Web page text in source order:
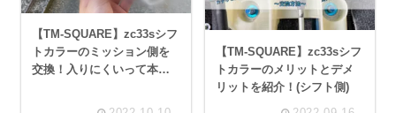
【TM-SQUARE】zc33sシフ
トカラーのミッション側を
交換！入りにくいって本
【TM-SQUARE】zc33sシフ
トカラーのメリットとデメ
リットを紹介！(シフト側)